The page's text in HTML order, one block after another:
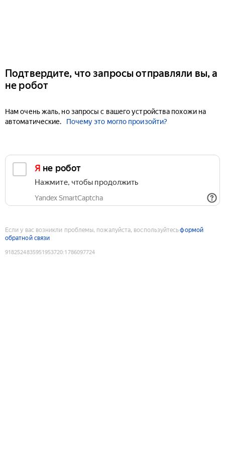
Подтвердите, что запросы отправляли вы, а
не робот
Нам очень жаль, но запросы с вашего устройства похожи на
автоматические.
Почему это могло произойти?
Я не робот
Нажмите, чтобы продолжить
Yandex SmartCaptcha
Если у вас возникли проблемы, пожалуйста, воспользуйтесьформой
обратной связи
9182524835951953720:1786097724